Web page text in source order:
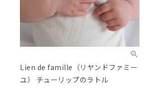
Lien de famille（リヤンドファミー
ユ） チューリップのラトル